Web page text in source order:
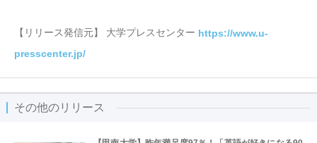
【リリース発信元】 大学プレスセンター https://www.u-
presscenter.jp/
その他のリリース